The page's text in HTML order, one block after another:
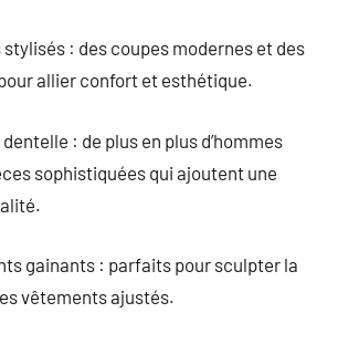
stylisés : des coupes modernes et des
allier confort et esthétique.
: de plus en plus d’hommes
sophistiquées qui ajoutent une
gainants : parfaits pour sculpter la
vêtements ajustés.